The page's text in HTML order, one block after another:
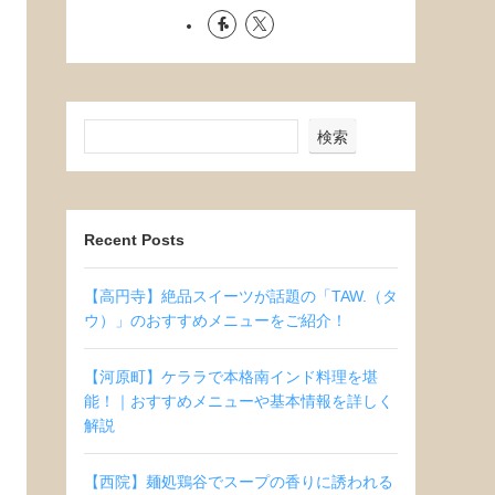
検索
Recent Posts
【高円寺】絶品スイーツが話題の「TAW.（タ
ウ）」のおすすめメニューをご紹介！
【河原町】ケララで本格南インド料理を堪
能！｜おすすめメニューや基本情報を詳しく
解説
【西院】麺処鶏谷でスープの香りに誘われる